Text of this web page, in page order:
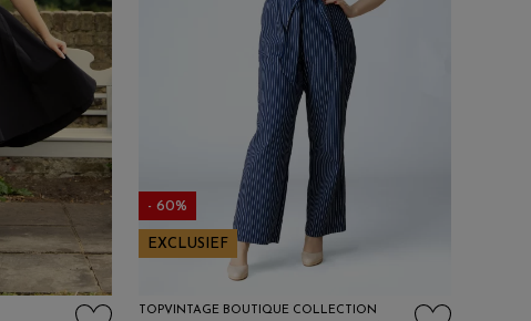
- 60%
EXCLUSIEF
TOPVINTAGE BOUTIQUE COLLECTION